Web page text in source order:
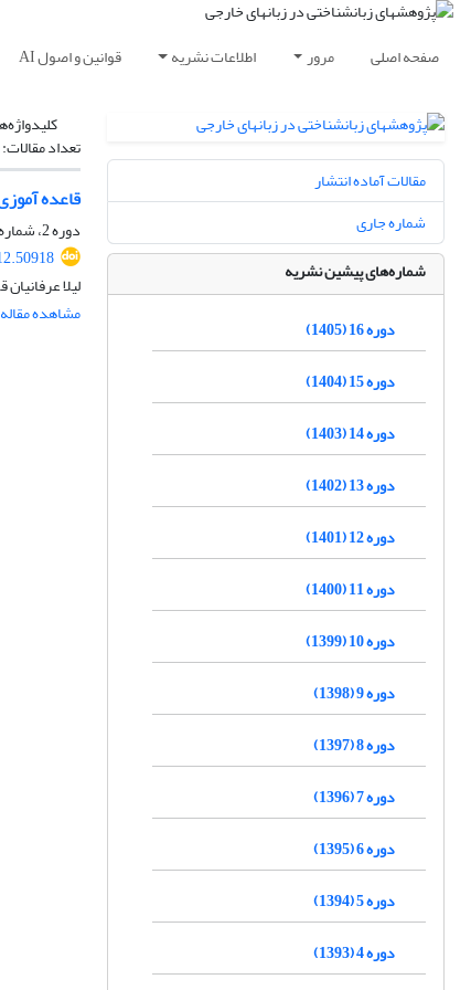
صفحه اصلی مرور اطلاعات نشریه قوانین و اصول AI
تعداد مقالات:
قاعده
دوره 2، شماره 2، پاییز 1391، صفحه
لیلا
مشاهده مقاله
مقالات آماده انتشار
شماره جاری
شماره‌های پیشین نشریه
دوره 16 (1405)
دوره 15 (1404)
دوره 14 (1403)
دوره 13 (1402)
دوره 12 (1401)
دوره 11 (1400)
دوره 10 (1399)
دوره 9 (1398)
دوره 8 (1397)
دوره 7 (1396)
دوره 6 (1395)
دوره 5 (1394)
دوره 4 (1393)